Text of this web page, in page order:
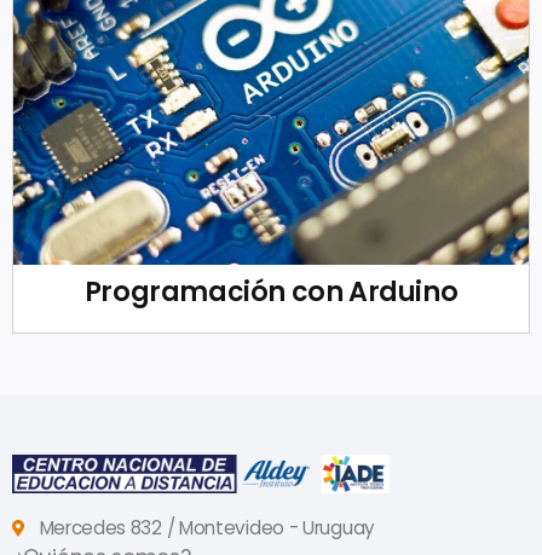
Programación con Arduino
Mercedes 832 / Montevideo - Uruguay